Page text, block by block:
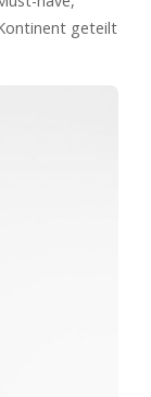
geteilt